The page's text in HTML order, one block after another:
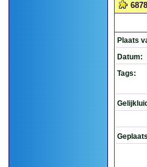
Plaats
Datum:
Tags: